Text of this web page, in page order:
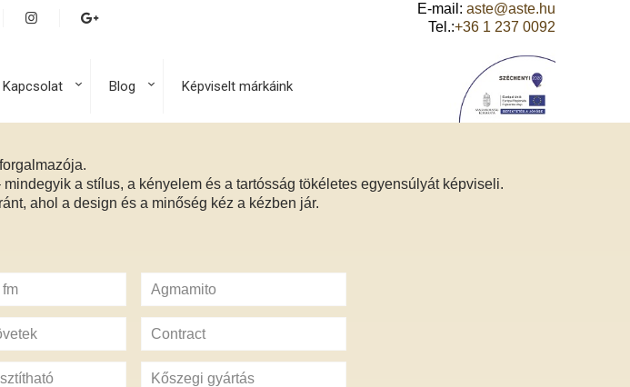
E-mail: aste@aste.hu
Tel.:+36 1 237 0092
Kapcsolat Blog Képviselt márkáink
a stílus, a kényelem és a tartósság tökéletes egyensúlyát képviseli.
ahol a design és a minőség kéz a kézben jár.
Agmamito
Contract
Kőszegi gyártás